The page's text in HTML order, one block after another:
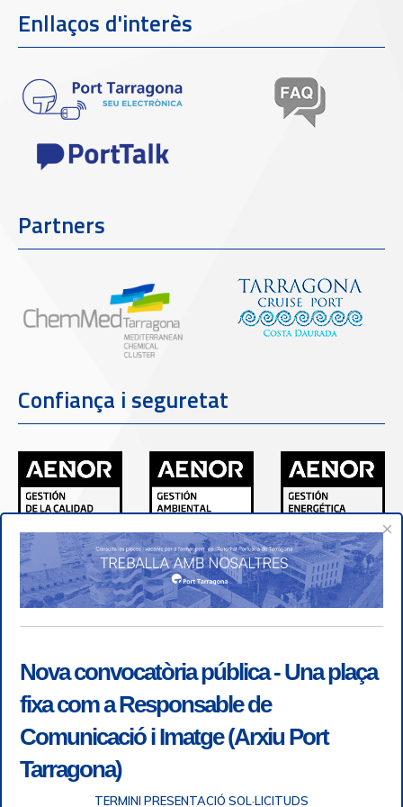
Enllaços d'interès
Partners
Confiança i seguretat
×
Nova convocatòria pública - Una plaça
fixa com a Responsable de
Comunicació i Imatge (Arxiu Port
Tarragona)
TERMINI PRESENTACIÓ SOL·LICITUDS